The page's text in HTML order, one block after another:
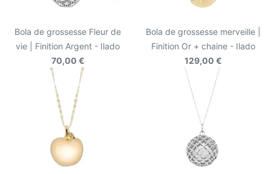
Bola de grossesse Fleur de
vie | Finition Argent - Ilado
70,00 €
Bola de grossesse merveille |
Finition Or + chaine - Ilado
129,00 €